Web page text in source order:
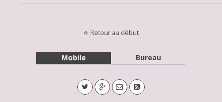
Retour au début
Mobile Bureau